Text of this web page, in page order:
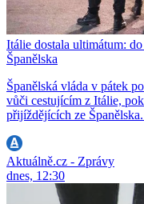
Itálie dostala ultimátum:
Španělska
Španělská vláda v pátek
vůči cestujícím z Itálie,
přijíždějících ze
Aktuálně.cz - Zprávy
dnes, 12:30